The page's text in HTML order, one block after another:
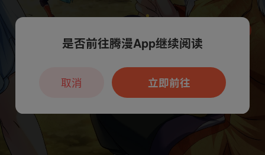
本章节仅支持App阅读，可打开App新用
户7天免费看
是否前往腾漫App继续阅读
立即前往
取消